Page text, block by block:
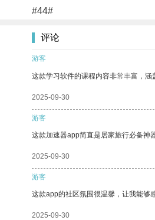
#44#
评论
游客
这款学习软件的课程内容非常丰富，涵
2025-09-30
游客
这款加速器app简直是居家旅行必备神
2025-09-30
游客
这款app的社区氛围很温馨，让我能够
2025-09-30